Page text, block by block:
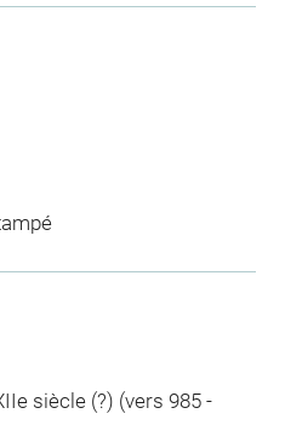
siècle (?) (vers 985 -